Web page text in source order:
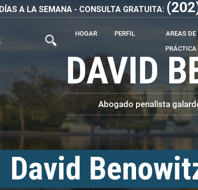
A LA SEMANA - CONSULTA GRATUITA:
HOGAR PERFIL
AREAS DE
PRÁCTICA
DAVID
Abogado penalista
David